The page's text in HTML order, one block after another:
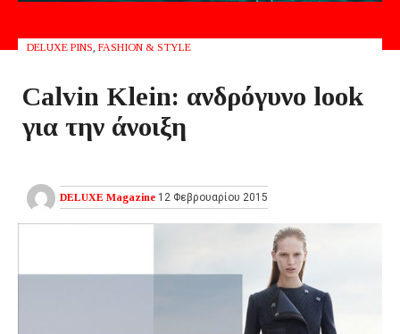
DELUXE PINS FASHION & STYLE
Calvin Klein: ανδρόγυνο look
για την άνοιξη
DELUXE Magazine 12 Φεβρουαρίου 2015